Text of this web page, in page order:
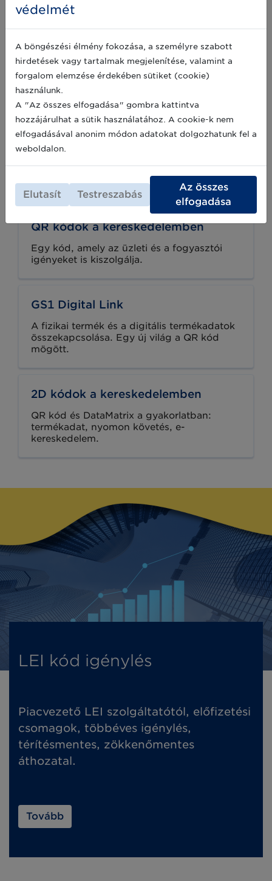
kereskedelemben. Lejárati dátum, tételszám,
vásárló telefonja egyaránt beolvas.
QR kódok a kereskedelemben
Egy kód, amely az üzleti és a fogyasztói
igényeket is kiszolgálja.
GS1 Digital Link
A fizikai termék és a digitális termékadatok
összekapcsolása. Egy új világ a QR kód
mögött.
2D kódok a kereskedelemben
QR kód és DataMatrix a gyakorlatban:
termékadat, nyomon követés, e-
kereskedelem.
LEI kód igénylés
Piacvezető LEI szolgáltatótól, előfizetési
csomagok, többéves igénylés,
térítésmentes, zökkenőmentes
áthozatal.
Tovább
védelmét
A böngészési élmény fokozása, a személyre szabott
hirdetések vagy tartalmak megjelenítése, valamint a
forgalom elemzése érdekében sütiket (cookie)
használunk.
A "Az összes elfogadása" gombra kattintva
hozzájárulhat a sütik használatához. A cookie-k nem
elfogadásával anonim módon adatokat dolgozhatunk fel a
weboldalon.
Elutasít Testreszabás
Az összes
elfogadása